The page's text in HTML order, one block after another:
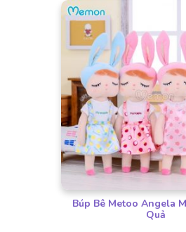
Búp Bê Metoo Angela
Quả